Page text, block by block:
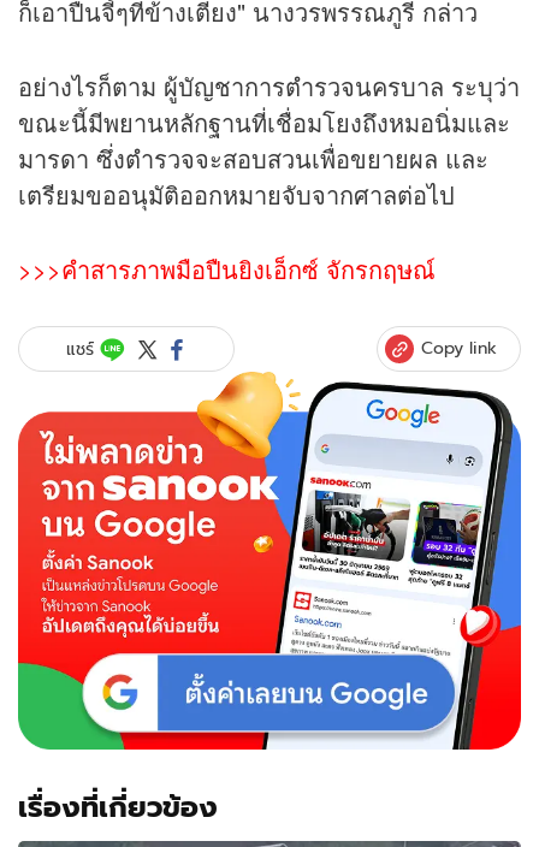
ก็เอาปืนจี้ๆที่ข้างเตียง" นางวรพรรณภูรี กล่าว
อย่างไรก็ตาม ผู้บัญชาการตำรวจนครบาล ระบุว่า
ขณะนี้มีพยานหลักฐานที่เชื่อมโยงถึงหมอนิ่มและ
มารดา ซึ่งตำรวจจะสอบสวนเพื่อขยายผล และ
เตรียมขออนุมัติออกหมายจับจากศาลต่อไป
>>>คำสารภาพมือปืนยิงเอ็กซ์ จักรกฤษณ์
แชร์ Copy link
เรื่องที่เกี่ยวข้อง